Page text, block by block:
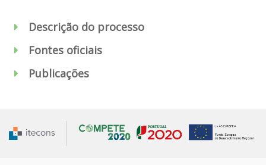
Descrição do processo
Fontes oficiais
Publicações